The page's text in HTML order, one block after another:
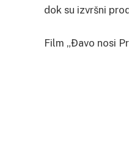
dok su izvršni
Film „Đavo nosi